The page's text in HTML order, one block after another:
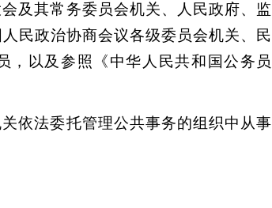
及其常务委员会机关、人民政府、监
民政治协商会议各级委员会机关、民
，以及参照《中华人民共和国公务员
依法委托管理公共事务的组织中从事